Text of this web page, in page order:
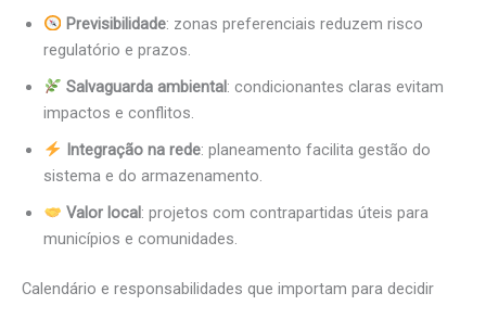
Previsibilidade: zonas preferenciais reduzem risco
regulatório e prazos.
Salvaguarda ambiental: condicionantes claras evitam
impactos e conflitos.
Integração na rede: planeamento facilita gestão do
sistema e do armazenamento.
Valor local: projetos com contrapartidas úteis para
municípios e comunidades.
Calendário e responsabilidades que importam para decidir